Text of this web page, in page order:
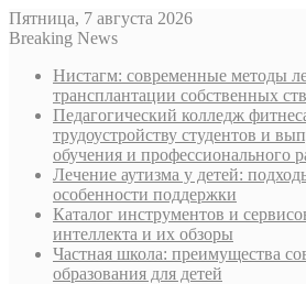
Пятница, 7 августа 2026
Breaking News
Нистагм: современные методы
трансплантации собственных
Педагогический колледж
трудоустройству студентов и
обучения и профессионального
Лечение аутизма у детей:
особенности поддержки
Каталог инструментов и
интеллекта и их обзоры
Частная школа: преимущества
образования для детей